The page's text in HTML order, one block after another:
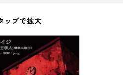
ップで拡大